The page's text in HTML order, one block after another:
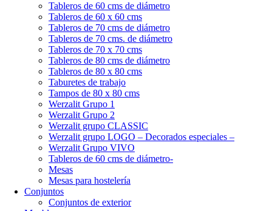
Tableros de 60 cms de diámetro
Tableros de 60 x 60 cms
Tableros de 70 cms de diámetro
Tableros de 70 cms. de diámetro
Tableros de 70 x 70 cms
Tableros de 80 cms de diámetro
Tableros de 80 x 80 cms
Taburetes de trabajo
Tampos de 80 x 80 cms
Werzalit Grupo 1
Werzalit Grupo 2
Werzalit grupo CLASSIC
Werzalit grupo LOGO – Decorados especiales –
Werzalit Grupo VIVO
Tableros de 60 cms de diámetro-
Mesas
Mesas para hostelería
Conjuntos
Conjuntos de exterior